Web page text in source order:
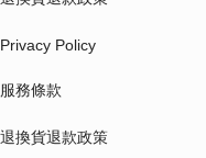
Privacy Policy
服務條款
退換貨退款政策